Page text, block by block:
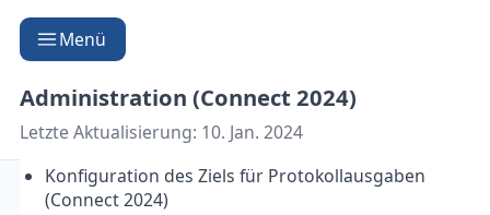
Menü
Administration (Connect 2024)
Letzte Aktualisierung: 10. Jan. 2024
Konfiguration des Ziels für Protokollausgaben
(Connect 2024)